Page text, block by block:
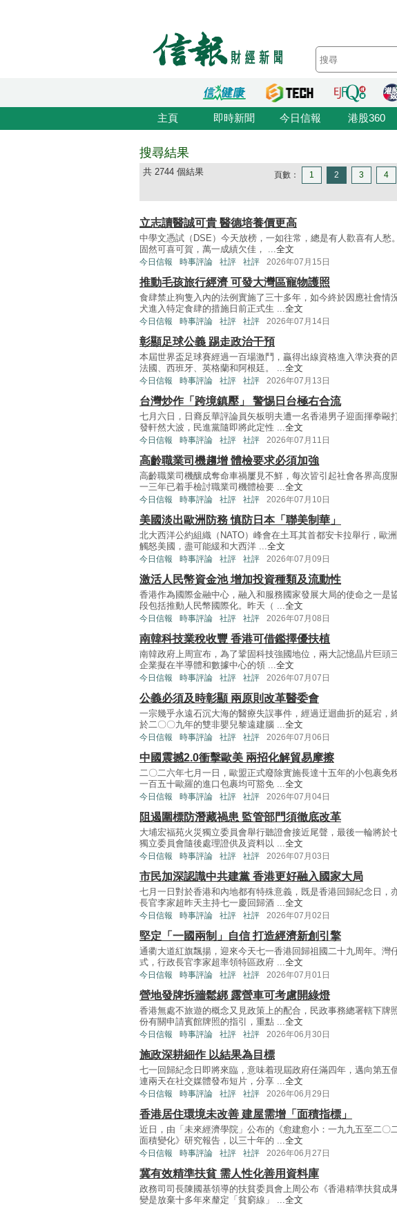
主頁 即時新聞 今日信報 港股360
搜尋結果
共 2744 個結果 頁數： 1 2 3 4
立志讀醫誠可貴 醫德培養價更高
中學文憑試（DSE）今天放榜，一如往常，總是有人歡喜有人愁
固然可喜可賀，萬一成績欠佳， ...全文
今日信報 時事評論 社評 社評 2026年07月15日
推動毛孩旅行經濟 可發大灣區寵物護照
食肆禁止狗隻入內的法例實施了三十多年，如今終於因應社會情
犬進入特定食肆的措施日前正式生 ...全文
今日信報 時事評論 社評 社評 2026年07月14日
彰顯足球公義 踢走政治干預
本屆世界盃足球賽經過一百場激鬥，贏得出線資格進入準決賽的
法國、西班牙、英格蘭和阿根廷。 ...全文
今日信報 時事評論 社評 社評 2026年07月13日
台灣炒作「跨境鎮壓」 警惕日台極右合流
七月六日，日裔反華評論員矢板明夫遭一名香港男子迎面揮拳毆
發軒然大波，民進黨隨即將此定性 ...全文
今日信報 時事評論 社評 社評 2026年07月11日
高齡職業司機趨增 體檢要求必須加強
高齡職業司機釀成奪命車禍屢見不鮮，每次皆引起社會各界高度
一三年已着手檢討職業司機體檢要 ...全文
今日信報 時事評論 社評 社評 2026年07月10日
美國淡出歐洲防務 慎防日本「聯美制華」
北大西洋公約組織（NATO）峰會在土耳其首都安卡拉舉行，歐
觸怒美國，盡可能緩和大西洋 ...全文
今日信報 時事評論 社評 社評 2026年07月09日
激活人民幣資金池 增加投資種類及流動性
香港作為國際金融中心，融入和服務國家發展大局的使命之一是
段包括推動人民幣國際化。昨天（ ...全文
今日信報 時事評論 社評 社評 2026年07月08日
南韓科技業稅收豐 香港可借鑑擇優扶植
南韓政府上周宣布，為了鞏固科技強國地位，兩大記憶晶片巨頭
企業擬在半導體和數據中心的領 ...全文
今日信報 時事評論 社評 社評 2026年07月07日
公義必須及時彰顯 兩原則改革醫委會
一宗幾乎永遠石沉大海的醫療失誤事件，經過迂迴曲折的延宕，
於二〇〇九年的雙非嬰兒黎遠建腦 ...全文
今日信報 時事評論 社評 社評 2026年07月06日
中國震撼2.0衝擊歐美 兩招化解貿易摩擦
二〇二六年七月一日，歐盟正式廢除實施長達十五年的小包裹免
一百五十歐羅的進口包裹均可豁免 ...全文
今日信報 時事評論 社評 社評 2026年07月04日
阻遏圍標防潛藏禍患 監管部門須徹底改革
大埔宏福苑火災獨立委員會舉行聽證會接近尾聲，最後一輪將於
獨立委員會隨後處理證供及資料以 ...全文
今日信報 時事評論 社評 社評 2026年07月03日
市民加深認識中共建黨 香港更好融入國家大局
七月一日對於香港和內地都有特殊意義，既是香港回歸紀念日，
長官李家超昨天主持七一慶回歸酒 ...全文
今日信報 時事評論 社評 社評 2026年07月02日
堅定「一國兩制」自信 打造經濟新創引擎
通衢大道紅旗飄揚，迎來今天七一香港回歸祖國二十九周年。灣
式，行政長官李家超率領特區政府 ...全文
今日信報 時事評論 社評 社評 2026年07月01日
營地發牌拆牆鬆綁 露營車可考慮開綠燈
香港無處不旅遊的概念又見政策上的配合，民政事務總署轄下牌
份有關申請賓館牌照的指引，重點 ...全文
今日信報 時事評論 社評 社評 2026年06月30日
施政深耕細作 以結果為目標
七一回歸紀念日即將來臨，意味着現屆政府任滿四年，邁向第五
連兩天在社交媒體發布短片，分享 ...全文
今日信報 時事評論 社評 社評 2026年06月29日
香港居住環境未改善 建屋需增「面積指標」
近日，由「未來經濟學院」公布的《愈建愈小：一九九五至二〇
面積變化》研究報告，以三十年的 ...全文
今日信報 時事評論 社評 社評 2026年06月27日
冀有效精準扶貧 需人性化善用資料庫
政務司司長陳國基領導的扶貧委員會上周公布《香港精準扶貧成
變是放棄十多年來釐定「貧窮線」 ...全文